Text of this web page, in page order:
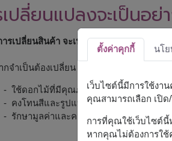
ปลี่ยนแปลงจะเป็นอย่
รเปลี่ยนสินค้า จะเปลี่ยนอย่างไร?
กจำเป็นต้องเปลี่ยน เราจะ:
อกไม้ที่มีคุณภาพใกล้เคียงหรือดีกว่า
ทนสีและรูปแบบโดยรวมให้ใกล้เคียงที่
ามูลค่าและความสวยงามของสินค้า
ตั้งค่าคุกกี้ นโ
เว็บไซต์นี้มีการใช้งา
คุณสามารถเลือก เปิ
การที่คุณใช้เว็บไซต์
หากคุณไม่ต้องการใช้